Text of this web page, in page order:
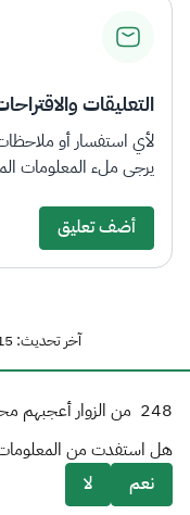
التعليقات
لأي استفسار أو
يرجى ملء المعلومات
أضف تعليق
آخر تحديث: 15 فبراير 2026 12:46 ص المملكة العربية السعودية
248 من الزوار
هل استفدت من
نعم
لا